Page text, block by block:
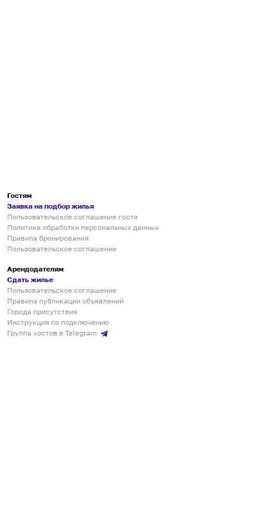
Гостям
Заявка на подбор жилья
Пользовательское соглашение гостя
Политика обработки персональных данных
Правила бронирования
Пользовательское соглашение
Арендодателям
Сдать жилье
Пользовательское соглашение
Правила публикации объявлений
Города присутствия
Инструкция по подключению
Группа хостов в Telegram